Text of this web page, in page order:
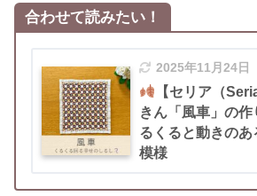
合わせて読みたい！
2025年11月24日
【セリア（
きん「風車」の作
るくると動きの
模様